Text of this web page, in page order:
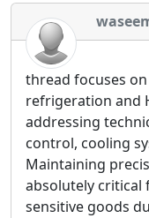
thread focuses
refrigeration and
addressing
control, cooling
Maintaining
absolutely critical
sensitive goods